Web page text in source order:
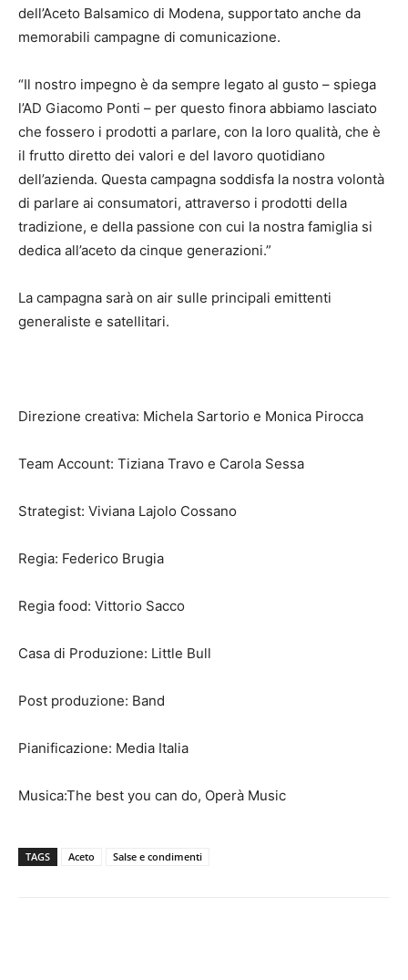
dell’Aceto Balsamico di Modena, supportato anche da
memorabili campagne di comunicazione.
“Il nostro impegno è da sempre legato al gusto – spiega
l’AD Giacomo Ponti – per questo finora abbiamo lasciato
che fossero i prodotti a parlare, con la loro qualità, che è
il frutto diretto dei valori e del lavoro quotidiano
dell’azienda. Questa campagna soddisfa la nostra volontà
di parlare ai consumatori, attraverso i prodotti della
tradizione, e della passione con cui la nostra famiglia si
dedica all’aceto da cinque generazioni.”
La campagna sarà on air sulle principali emittenti
generaliste e satellitari.
Direzione creativa: Michela Sartorio e Monica Pirocca
Team Account: Tiziana Travo e Carola Sessa
Strategist: Viviana Lajolo Cossano
Regia: Federico Brugia
Regia food: Vittorio Sacco
Casa di Produzione: Little Bull
Post produzione: Band
Pianificazione: Media Italia
Musica:The best you can do, Operà Music
TAGS Aceto Salse e condimenti